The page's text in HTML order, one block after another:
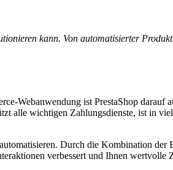
kann. Von automatisierter
Webanwendung ist PrestaShop darauf
alle wichtigen Zahlungsdienste, ist in
Durch die Kombination der
verbessert und Ihnen wertvolle